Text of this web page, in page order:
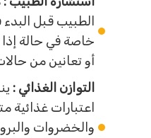
الطبيب قبل
خاصة في حالة إذا
أو تعانين من
التوازن الغذائي :
اعتبارات غذائية
والخضروات